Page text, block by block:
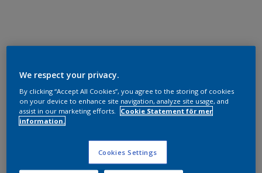
We respect your privacy.
By clicking “Accept All Cookies”, you agree to the storing of cookies
on your device to enhance site navigation, analyze site usage, and
assist in our marketing efforts.
Cookie Statement för mer
information.
Cookies Settings